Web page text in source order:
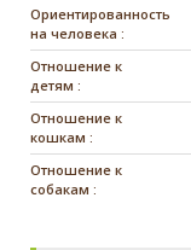
Ориентированность
на человека :
Отношение к
детям :
Отношение к
кошкам :
Отношение к
собакам :